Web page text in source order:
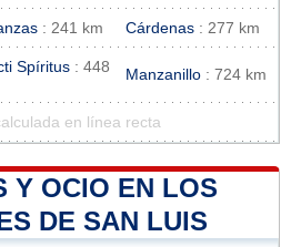
: 241 km Cárdenas : 277 km
Spíritus : 448
Manzanillo : 724 km
en línea recta
Y OCIO EN LOS
DE SAN LUIS